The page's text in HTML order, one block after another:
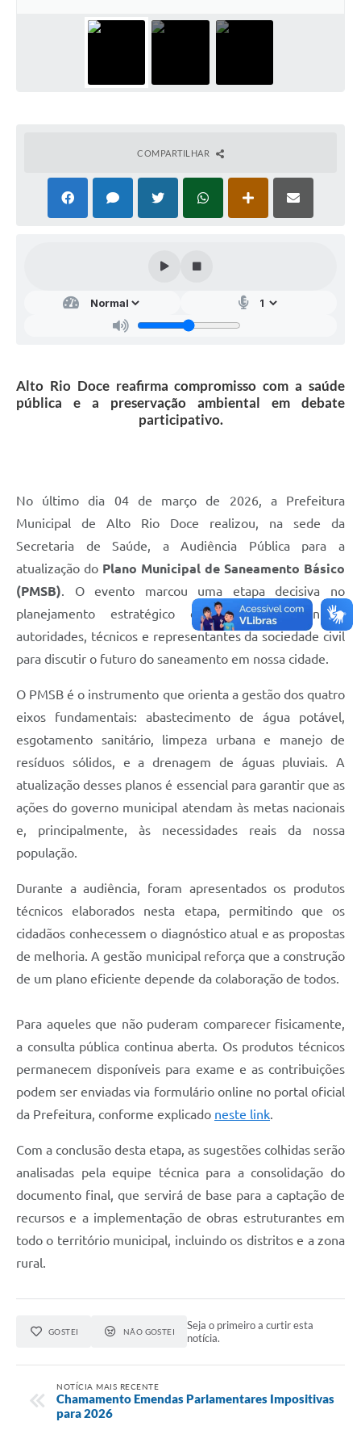
COMPARTILHAR
Alto Rio Doce reafirma compromisso com a saúde
pública e a preservação ambiental em debate
participativo.
No último dia 04 de março de 2026, a Prefeitura
Municipal de Alto Rio Doce realizou, na sede da
Secretaria de Saúde, a Audiência Pública para a
atualização do Plano Municipal de Saneamento Básico
(PMSB). O evento marcou uma etapa decisiva no
planejamento estratégico do município, reunindo
autoridades, técnicos e representantes da sociedade civil
para discutir o futuro do saneamento em nossa cidade.
O PMSB é o instrumento que orienta a gestão dos quatro
eixos fundamentais: abastecimento de água potável,
esgotamento sanitário, limpeza urbana e manejo de
resíduos sólidos, e a drenagem de águas pluviais. A
atualização desses planos é essencial para garantir que as
ações do governo municipal atendam às metas nacionais
e, principalmente, às necessidades reais da nossa
população.
Durante a audiência, foram apresentados os produtos
técnicos elaborados nesta etapa, permitindo que os
cidadãos conhecessem o diagnóstico atual e as propostas
de melhoria. A gestão municipal reforça que a construção
de um plano eficiente depende da colaboração de todos.
Para aqueles que não puderam comparecer fisicamente,
a consulta pública continua aberta. Os produtos técnicos
permanecem disponíveis para exame e as contribuições
podem ser enviadas via formulário online no portal oficial
da Prefeitura, conforme explicado neste link.
Com a conclusão desta etapa, as sugestões colhidas serão
analisadas pela equipe técnica para a consolidação do
documento final, que servirá de base para a captação de
recursos e a implementação de obras estruturantes em
todo o território municipal, incluindo os distritos e a zona
rural.
GOSTEI NÃO GOSTEI
Seja o primeiro a curtir esta
notícia.
NOTÍCIA MAIS RECENTE
Chamamento Emendas Parlamentares Impositivas
para 2026